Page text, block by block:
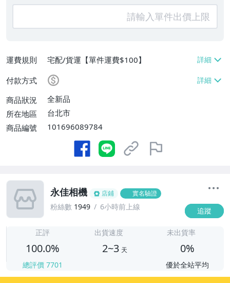
運費規則
宅配/貨運【單件運費$100】
付款方式
商品狀況
全新品
所在地區
台北市
商品編號
101696089784
永佳相機 店鋪 實名驗證
粉絲數 1949 6小時前上線 追蹤
正評
100.0%
總評價 7701
出貨速度
2~3 天
未出貨率
0%
優於全站平均